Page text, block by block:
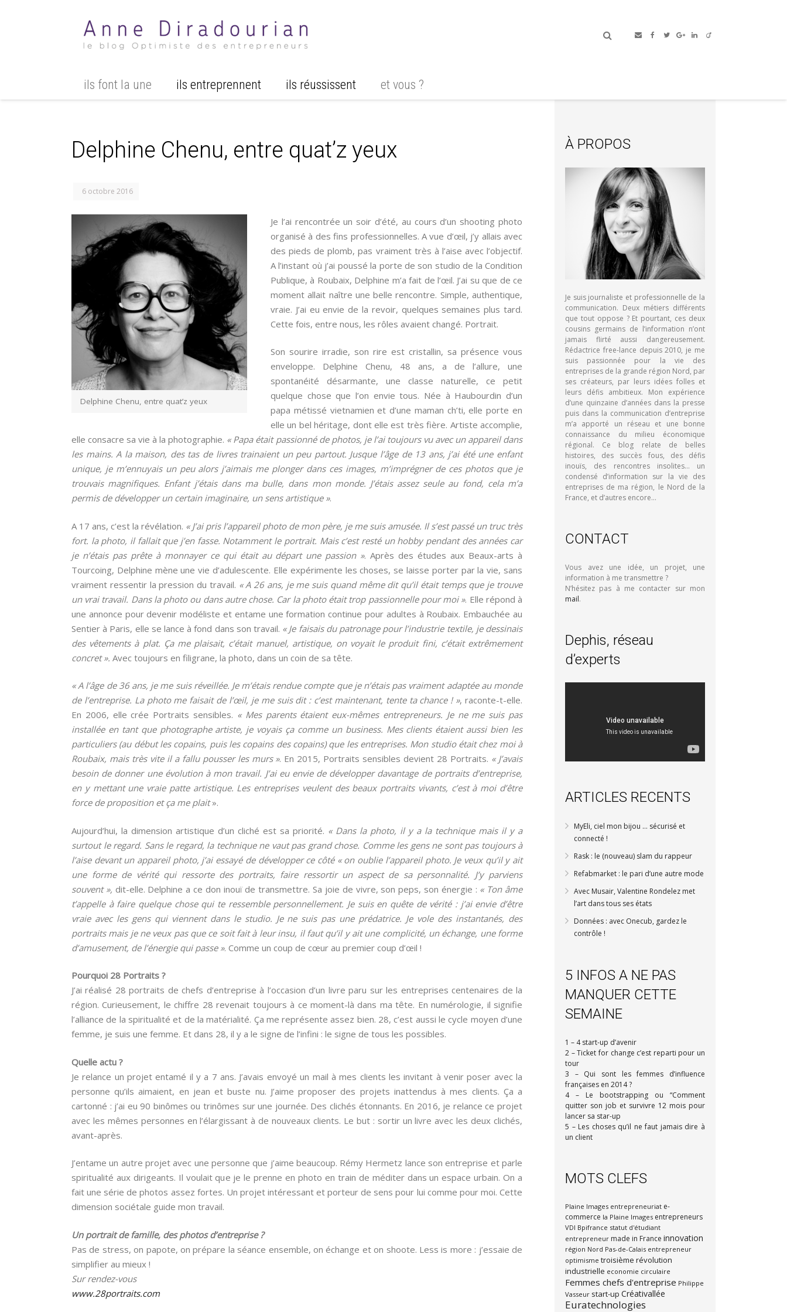
ils font la une ils entreprennent ils réussissent et vous ?
Delphine Chenu, entre quat’z yeux
6 octobre 2016
Delphine Chenu, entre quat’z yeux
Je l’ai rencontrée un soir d’été, au cours d’un shooting photo
organisé à des fins professionnelles. A vue d’œil, j’y allais avec
des pieds de plomb, pas vraiment très à l’aise avec l’objectif.
A l’instant où j’ai poussé la porte de son studio de la Condition
Publique, à Roubaix, Delphine m’a fait de l’œil. J’ai su que de ce
moment allait naître une belle rencontre. Simple, authentique,
vraie. J’ai eu envie de la revoir, quelques semaines plus tard.
Cette fois, entre nous, les rôles avaient changé. Portrait.
Son sourire irradie, son rire est cristallin, sa présence vous
enveloppe. Delphine Chenu, 48 ans, a de l’allure, une
spontanéité désarmante, une classe naturelle, ce petit
quelque chose que l’on envie tous. Née à Haubourdin d’un
papa métissé vietnamien et d’une maman ch’ti, elle porte en
elle un bel héritage, dont elle est très fière. Artiste accomplie,
elle consacre sa vie à la photographie. «Papa était passionné de photos, je l’ai toujours vu avec un appareil dans
les mains. A la maison, des tas de livres trainaient un peu partout. Jusque l’âge de 13 ans, j’ai été une enfant
unique, je m’ennuyais un peu alors j’aimais me plonger dans ces images, m’imprégner de ces photos que je
trouvais magnifiques. Enfant j’étais dans ma bulle, dans mon monde. J’étais assez seule au fond, cela m’a
permis de développer un certain imaginaire, un sens artistique ».
A 17 ans, c’est la révélation. « J’ai pris l’appareil photo de mon père, je me suis amusée. Il s’est passé un truc très
fort. la photo, il fallait que j’en fasse. Notamment le portrait. Mais c’est resté un hobby pendant des années car
je n’étais pas prête à monnayer ce qui était au départ une passion ». Après des études aux Beaux-arts à
Tourcoing, Delphine mène une vie d’adulescente. Elle expérimente les choses, se laisse porter par la vie, sans
vraiment ressentir la pression du travail. « A 26 ans, je me suis quand même dit qu’il était temps que je trouve
un vrai travail. Dans la photo ou dans autre chose. Car la photo était trop passionnelle pour moi ». Elle répond à
une annonce pour devenir modéliste et entame une formation continue pour adultes à Roubaix. Embauchée au
Sentier à Paris, elle se lance à fond dans son travail. « Je faisais du patronage pour l’industrie textile, je dessinais
des vêtements à plat. Ça me plaisait, c’était manuel, artistique, on voyait le produit fini, c’était extrêmement
concret ». Avec toujours en filigrane, la photo, dans un coin de sa tête.
« A l’âge de 36 ans, je me suis réveillée. Je m’étais rendue compte que je n’étais pas vraiment adaptée au monde
de l’entreprise. La photo me faisait de l’œil, je me suis dit : c’est maintenant, tente ta chance ! », raconte-t-elle.
En 2006, elle crée Portraits sensibles. « Mes parents étaient eux-mêmes entrepreneurs. Je ne me suis pas
installée en tant que photographe artiste, je voyais ça comme un business. Mes clients étaient aussi bien les
particuliers (au début les copains, puis les copains des copains) que les entreprises. Mon studio était chez moi à
Roubaix, mais très vite il a fallu pousser les murs ». En 2015, Portraits sensibles devient 28 Portraits. « J’avais
besoin de donner une évolution à mon travail. J’ai eu envie de développer davantage de portraits d’entreprise,
en y mettant une vraie patte artistique. Les entreprises veulent des beaux portraits vivants, c’est à moi d’être
force de proposition et ça me plait».
Aujourd’hui, la dimension artistique d’un cliché est sa priorité. « Dans la photo, il y a la technique mais il y a
surtout le regard. Sans le regard, la technique ne vaut pas grand chose. Comme les gens ne sont pas toujours à
l’aise devant un appareil photo, j’ai essayé de développer ce côté « on oublie l’appareil photo. Je veux qu’il y ait
une forme de vérité qui ressorte des portraits, faire ressortir un aspect de sa personnalité. J’y parviens
souvent », dit-elle. Delphine a ce don inouï de transmettre. Sa joie de vivre, son peps, son énergie : « Ton âme
t’appelle à faire quelque chose qui te ressemble personnellement. Je suis en quête de vérité : j’ai envie d’être
vraie avec les gens qui viennent dans le studio. Je ne suis pas une prédatrice. Je vole des instantanés, des
portraits mais je ne veux pas que ce soit fait à leur insu, il faut qu’il y ait une complicité, un échange, une forme
d’amusement, de l’énergie qui passe ». Comme un coup de cœur au premier coup d’œil !
Pourquoi 28 Portraits ?
J’ai réalisé 28 portraits de chefs d’entreprise à l’occasion d’un livre paru sur les entreprises centenaires de la
région. Curieusement, le chiffre 28 revenait toujours à ce moment-là dans ma tête. En numérologie, il signifie
l’alliance de la spiritualité et de la matérialité. Ça me représente assez bien. 28, c’est aussi le cycle moyen d’une
femme, je suis une femme. Et dans 28, il y a le signe de l’infini : le signe de tous les possibles.
Quelle actu ?
Je relance un projet entamé il y a 7 ans. J’avais envoyé un mail à mes clients les invitant à venir poser avec la
personne qu’ils aimaient, en jean et buste nu. J’aime proposer des projets inattendus à mes clients. Ça a
cartonné : j’ai eu 90 binômes ou trinômes sur une journée. Des clichés étonnants. En 2016, je relance ce projet
avec les mêmes personnes en l’élargissant à de nouveaux clients. Le but : sortir un livre avec les deux clichés,
avant-après.
J’entame un autre projet avec une personne que j’aime beaucoup. Rémy Hermetz lance son entreprise et parle
spiritualité aux dirigeants. Il voulait que je le prenne en photo en train de méditer dans un espace urbain. On a
fait une série de photos assez fortes. Un projet intéressant et porteur de sens pour lui comme pour moi. Cette
dimension sociétale guide mon travail.
Un portrait de famille, des photos d’entreprise ?
Pas de stress, on papote, on prépare la séance ensemble, on échange et on shoote. Less is more : j’essaie de
simplifier au mieux !
Sur rendez-vous
www.28portraits.com
À PROPOS
Je suis journaliste et professionnelle de la
communication. Deux métiers différents
que tout oppose ? Et pourtant, ces deux
cousins germains de l’information n’ont
jamais flirté aussi dangereusement.
Rédactrice free-lance depuis 2010, je me
suis passionnée pour la vie des
entreprises de la grande région Nord, par
ses créateurs, par leurs idées folles et
leurs défis ambitieux. Mon expérience
d’une quinzaine d’années dans la presse
puis dans la communication d’entreprise
m’a apporté un réseau et une bonne
connaissance du milieu économique
régional. Ce blog relate de belles
histoires, des succès fous, des défis
inouïs, des rencontres insolites… un
condensé d’information sur la vie des
entreprises de ma région, le Nord de la
France, et d’autres encore…
CONTACT
Vous avez une idée, un projet, une
information à me transmettre ?
N’hésitez pas à me contacter sur mon
mail.
Dephis, réseau
d’experts
ARTICLES RECENTS
MyEli, ciel mon bijou … sécurisé et
connecté !
Rask : le (nouveau) slam du rappeur
Refabmarket : le pari d’une autre mode
Avec Musair, Valentine Rondelez met
l’art dans tous ses états
Données : avec Onecub, gardez le
contrôle !
5 INFOS A NE PAS
MANQUER CETTE
SEMAINE
1 – 4 start-up d’avenir
2 – Ticket for change c’est reparti pour un
tour
3 – Qui sont les femmes d’influence
françaises en 2014 ?
4 – Le bootstrapping ou “Comment
quitter son job et survivre 12 mois pour
lancer sa star-up
5 – Les choses qu’il ne faut jamais dire à
un client
MOTS CLEFS
Plaine Images entrepreneuriat e-
commerce la Plaine Images entrepreneurs
VDI Bpifrance statut d'étudiant
entrepreneur made in France innovation
région Nord Pas-de-Calais entrepreneur
optimisme troisième révolution
industrielle economie circulaire
Femmes chefs d'entreprise Philippe
Vasseur start-up Créativallée
Euratechnologies